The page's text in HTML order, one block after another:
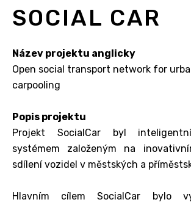
SOCIAL CAR
Název projektu anglicky
Open social transport network for
carpooling
Popis projektu
Projekt SocialCar byl
systémem založeným na
sdílení vozidel v městských a
Hlavním cílem SocialCar bylo